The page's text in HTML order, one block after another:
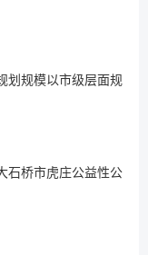
划规模以市级层面规
石桥市虎庄公益性公